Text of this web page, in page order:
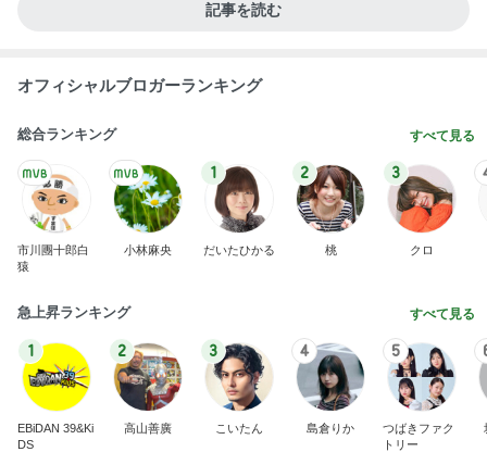
記事を読む
オフィシャルブロガーランキング
総合ランキング すべて見る
市川團十郎白
猿
小林麻央
1
だいたひかる
2
桃
3
クロ
急上昇ランキング すべて見る
1
EBiDAN 39&Ki
DS
2
高山善廣
3
こいたん
4
島倉りか
5
つばきファク
トリー